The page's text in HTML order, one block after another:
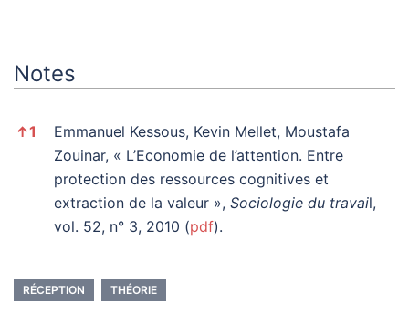
Notes
↑1
Emmanuel Kessous, Kevin Mellet, Moustafa
Zouinar, « L’Economie de l’attention. Entre
protection des ressources cognitives et
extraction de la valeur », Sociologie du travail,
vol. 52, n° 3, 2010 (pdf).
RÉCEPTION THÉORIE